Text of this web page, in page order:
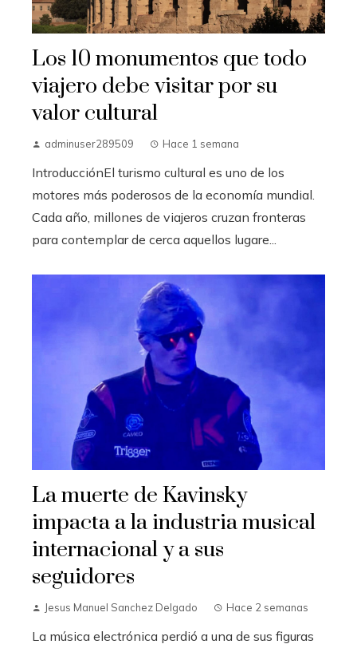
Los 10 monumentos que todo
viajero debe visitar por su
valor cultural
adminuser289509 Hace 1 semana
IntroducciónEl turismo cultural es uno de los
motores más poderosos de la economía mundial.
Cada año, millones de viajeros cruzan fronteras
para contemplar de cerca aquellos lugare...
La muerte de Kavinsky
impacta a la industria musical
internacional y a sus
seguidores
Jesus Manuel Sanchez Delgado Hace 2 semanas
La música electrónica perdió a una de sus figuras